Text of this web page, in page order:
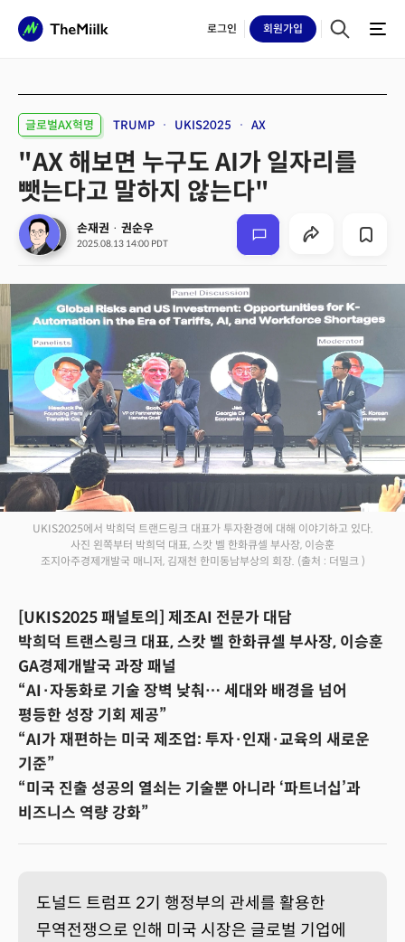
로그인 회원가입
글로벌AX혁명 TRUMP UKIS2025 AX
"AX 해보면 누구도 AI가 일자리를
뺏는다고 말하지 않는다"
손재권 · 권순우
2025.08.13 14:00 PDT
UKIS2025에서 박희덕 트랜드링크 대표가 투자환경에 대해 이야기하고 있다.
사진 왼쪽부터 박희덕 대표, 스캇 벨 한화큐셀 부사장, 이승훈
조지아주경제개발국 매니저, 김재천 한미동남부상의 회장. (출처 : 더밀크 )
[UKIS2025 패널토의] 제조AI 전문가 대담
박희덕 트랜스링크 대표, 스캇 벨 한화큐셀 부사장, 이승훈
GA경제개발국 과장 패널
“AI·자동화로 기술 장벽 낮춰… 세대와 배경을 넘어
평등한 성장 기회 제공”
“AI가 재편하는 미국 제조업: 투자·인재·교육의 새로운
기준”
“미국 진출 성공의 열쇠는 기술뿐 아니라 ‘파트너십’과
비즈니스 역량 강화”
도널드 트럼프 2기 행정부의 관세를 활용한
무역전쟁으로 인해 미국 시장은 글로벌 기업에